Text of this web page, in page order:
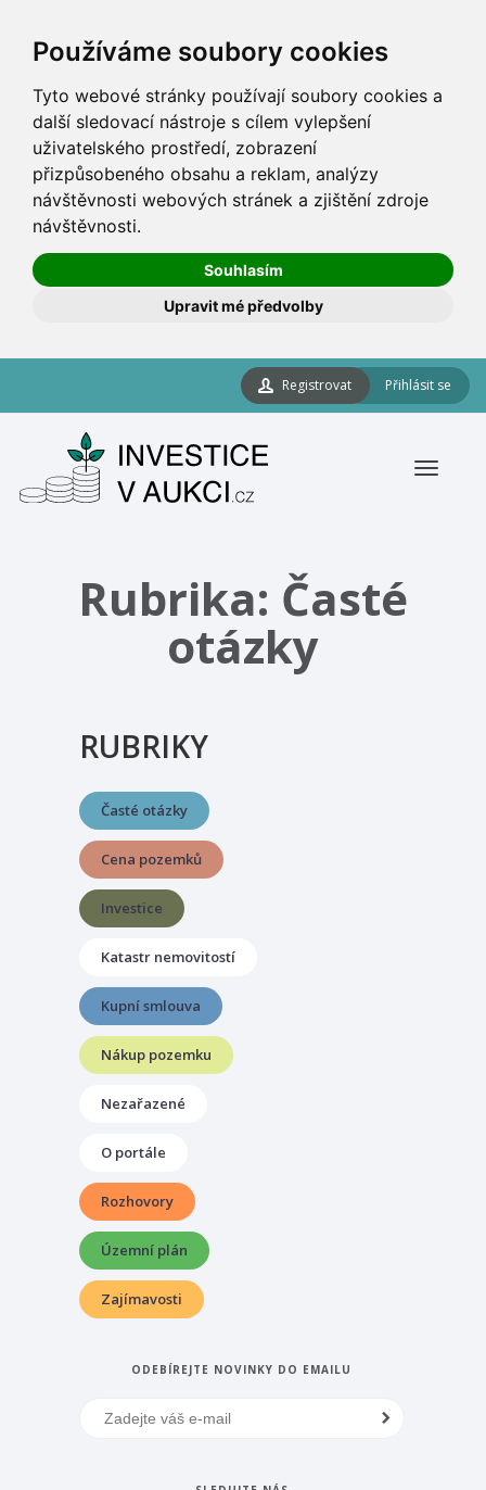
Používáme soubory cookies
Tyto webové stránky používají soubory cookies a
další sledovací nástroje s cílem vylepšení
uživatelského prostředí, zobrazení
přizpůsobeného obsahu a reklam, analýzy
návštěvnosti webových stránek a zjištění zdroje
návštěvnosti.
Souhlasím
Upravit mé předvolby
Přihlásit se
Registrovat
Rubrika: Časté
otázky
RUBRIKY
Časté otázky
Cena pozemků
Investice
Katastr nemovitostí
Kupní smlouva
Nákup pozemku
Nezařazené
O portále
Rozhovory
Územní plán
Zajímavosti
ODEBÍREJTE NOVINKY DO EMAILU